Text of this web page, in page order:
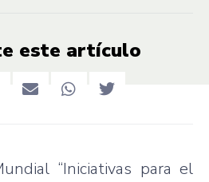
este artículo
“Iniciativas para el